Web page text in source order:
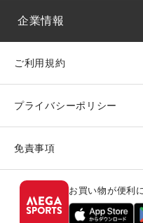
企業情報
ご利用規約
プライバシーポリシー
免責事項
お買い物が便利